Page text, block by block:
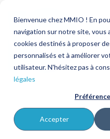
Bienvenue chez MMIO ! En
navigation sur notre site, vous
cookies destinés à proposer
personnalisés et à améliorer
utilisateur. N'hésitez pas à
légales
Accepter